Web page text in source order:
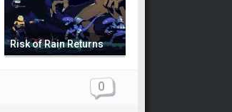
Risk of Rain Returns
0